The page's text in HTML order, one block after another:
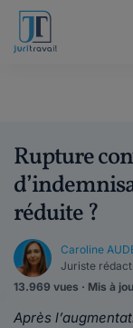
Rupture
réduite ?
Caroline
Juriste
13.969 vues · Mis à
Après